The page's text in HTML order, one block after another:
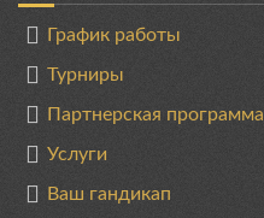
График работы
Турниры
Партнерская программа
Услуги
Ваш гандикап